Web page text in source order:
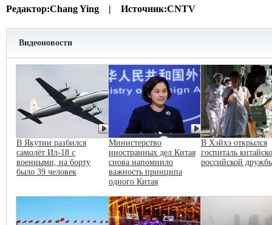
Редактор:Chang Ying | Источник:CNTV
Видеоновости
В Якутии разбился
самолёт Ил-18 с
военными, на борту
было 39 человек
Министерство
иностранных дел Китая
снова напомнило
важность принципа
одного Китая
В Хэйхэ открылся
госпиталь
российской